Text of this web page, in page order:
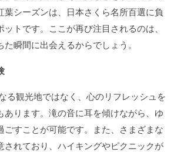
葉シーズンは、日本さくら名所百選に負
トです。ここが再び注目されるのは、
瞬間に出会えるからでしょう。
る観光地ではなく、心のリフレッシュを
あります。滝の音に耳を傾けながら、ゆ
ごすことが可能です。また、さまざまな
されており、ハイキングやピクニックが